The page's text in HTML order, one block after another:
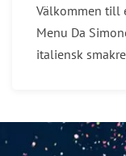
Välkommen till
Menu Da
italiensk